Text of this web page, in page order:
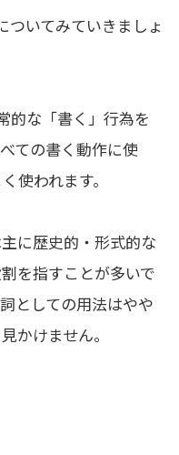
ついてみていきましょ
的な「書く」行為を
ての書く動作に使
使われます。
に歴史的・形式的な
を指すことが多いで
としての用法はやや
かけません。